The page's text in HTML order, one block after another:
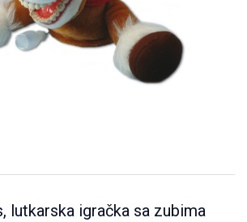
lutkarska igračka sa zubima